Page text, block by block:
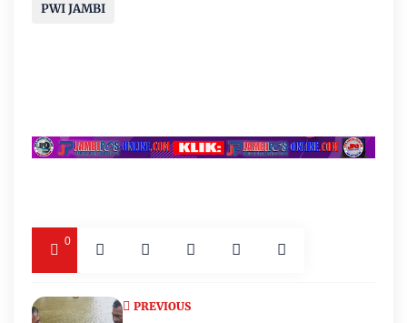
PWI JAMBI
0
PREVIOUS